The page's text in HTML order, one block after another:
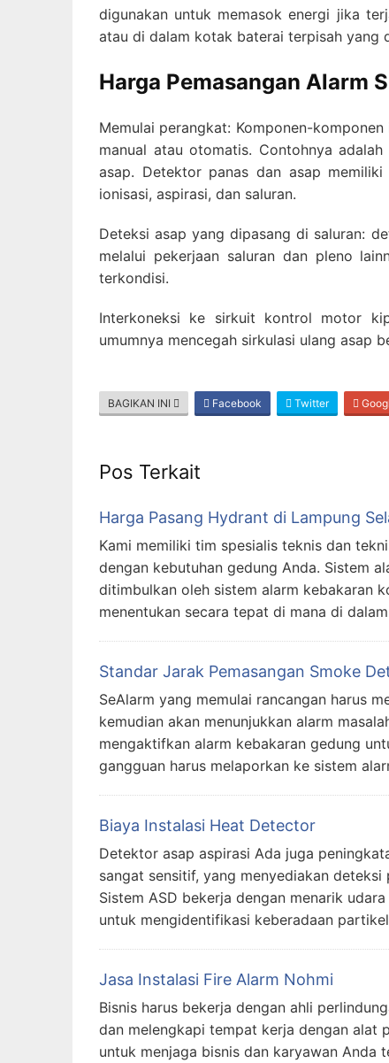
digunakan untuk memasok energi jika
atau di dalam kotak baterai terpisah yang
Harga Pemasangan Alarm
Memulai perangkat: Komponen-
manual atau otomatis. Contohnya
asap. Detektor panas dan asap
ionisasi, aspirasi, dan saluran.
Deteksi asap yang dipasang di saluran:
melalui pekerjaan saluran dan pleno
terkondisi.
Interkoneksi ke sirkuit kontrol motor
umumnya mencegah sirkulasi ulang asap
BAGIKAN INI Facebook Twitter
Pos Terkait
Harga Pasang Hydrant di Lampung
Kami memiliki tim spesialis teknis dan
dengan kebutuhan gedung Anda. Sistem
ditimbulkan oleh sistem alarm kebakaran
menentukan secara tepat di mana di
Standar Jarak Pemasangan Smoke
SeAlarm yang memulai rancangan harus
kemudian akan menunjukkan alarm
mengaktifkan alarm kebakaran gedung
gangguan harus melaporkan ke sistem
Biaya Instalasi Heat Detector
Detektor asap aspirasi Ada juga
sangat sensitif, yang menyediakan
Sistem ASD bekerja dengan menarik
untuk mengidentifikasi keberadaan
Jasa Instalasi Fire Alarm Nohmi
Bisnis harus bekerja dengan ahli
dan melengkapi tempat kerja dengan alat
untuk menjaga bisnis dan karyawan Anda